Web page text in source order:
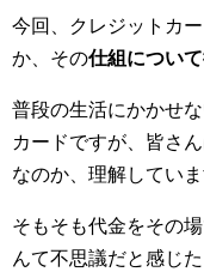
今回、クレジットカ
か、その仕組につい
普段の生活にかかせ
カードですが、皆さ
なのか、理解していま
そもそも代金をその
んて不思議だと感じ